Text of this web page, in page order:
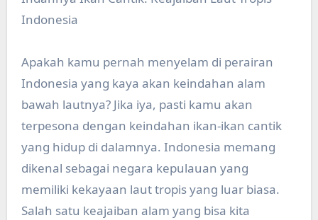
Indonesia
Apakah kamu pernah menyelam di perairan
Indonesia yang kaya akan keindahan alam
bawah lautnya? Jika iya, pasti kamu akan
terpesona dengan keindahan ikan-ikan cantik
yang hidup di dalamnya. Indonesia memang
dikenal sebagai negara kepulauan yang
memiliki kekayaan laut tropis yang luar biasa.
Salah satu keajaiban alam yang bisa kita